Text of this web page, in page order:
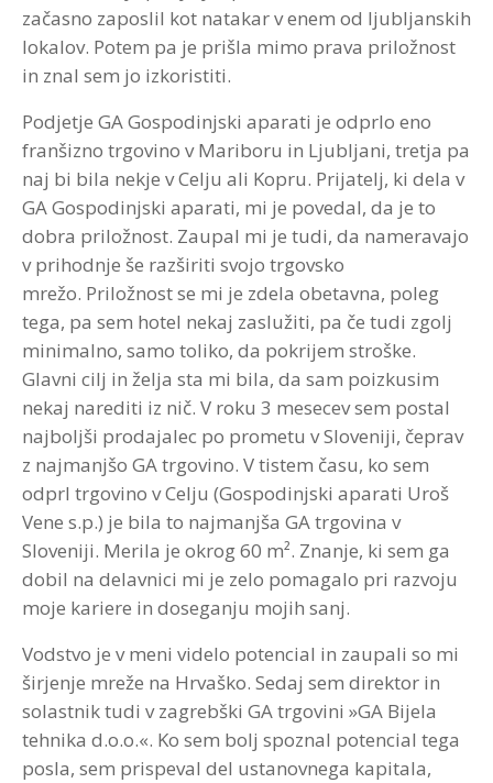
začasno zaposlil kot natakar v enem od ljubljanskih
lokalov. Potem pa je prišla mimo prava priložnost
in znal sem jo izkoristiti.
Podjetje GA Gospodinjski aparati je odprlo eno
franšizno trgovino v Mariboru in Ljubljani, tretja pa
naj bi bila nekje v Celju ali Kopru. Prijatelj, ki dela v
GA Gospodinjski aparati, mi je povedal, da je to
dobra priložnost. Zaupal mi je tudi, da nameravajo
v prihodnje še razširiti svojo trgovsko
mrežo. Priložnost se mi je zdela obetavna, poleg
tega, pa sem hotel nekaj zaslužiti, pa če tudi zgolj
minimalno, samo toliko, da pokrijem stroške.
Glavni cilj in želja sta mi bila, da sam poizkusim
nekaj narediti iz nič. V roku 3 mesecev sem postal
najboljši prodajalec po prometu v Sloveniji, čeprav
z najmanjšo GA trgovino. V tistem času, ko sem
odprl trgovino v Celju (Gospodinjski aparati Uroš
Vene s.p.) je bila to najmanjša GA trgovina v
Sloveniji. Merila je okrog 60 m². Znanje, ki sem ga
dobil na delavnici mi je zelo pomagalo pri razvoju
moje kariere in doseganju mojih sanj.
Vodstvo je v meni videlo potencial in zaupali so mi
širjenje mreže na Hrvaško. Sedaj sem direktor in
solastnik tudi v zagrebški GA trgovini »GA Bijela
tehnika d.o.o.«. Ko sem bolj spoznal potencial tega
posla, sem prispeval del ustanovnega kapitala,